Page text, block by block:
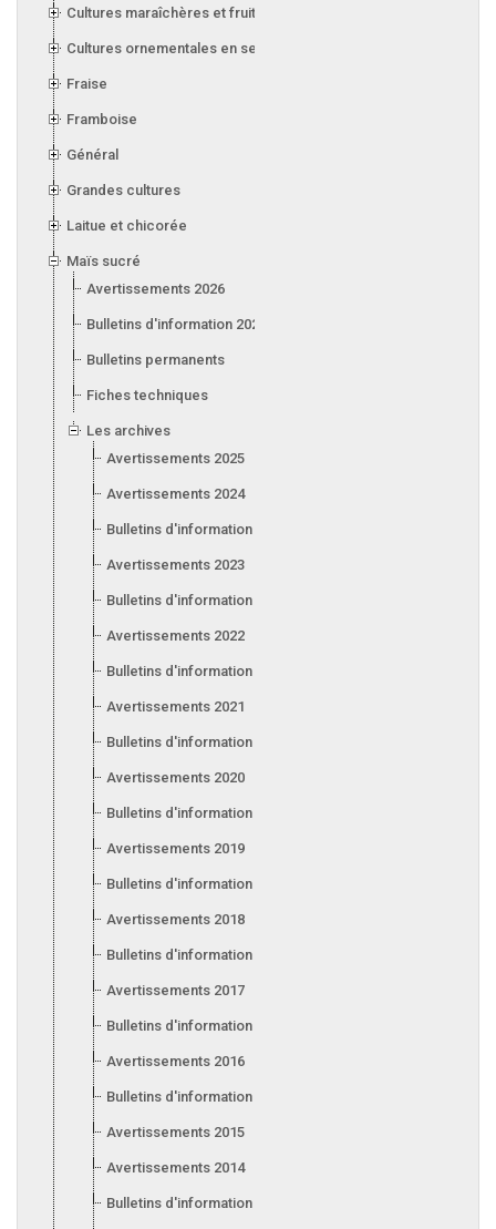
Cultures maraîchères et fruitières en serre
Cultures ornementales en serre
Fraise
Framboise
Général
Grandes cultures
Laitue et chicorée
Maïs sucré
Avertissements 2026
Bulletins d'information 2026
Bulletins permanents
Fiches techniques
Les archives
Avertissements 2025
Avertissements 2024
Bulletins d'information 2024
Avertissements 2023
Bulletins d'information 2023
Avertissements 2022
Bulletins d'information 2022
Avertissements 2021
Bulletins d'information 2021
Avertissements 2020
Bulletins d'information 2020
Avertissements 2019
Bulletins d'information 2019
Avertissements 2018
Bulletins d'information 2018
Avertissements 2017
Bulletins d'information 2017
Avertissements 2016
Bulletins d'information 2016
Avertissements 2015
Avertissements 2014
Bulletins d'information 2014